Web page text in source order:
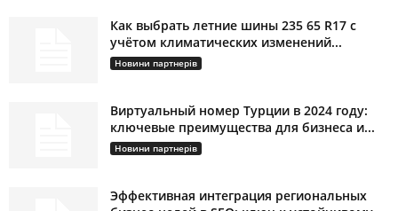
Как выбрать летние шины 235 65 R17 с
учётом климатических изменений...
Новини партнерів
Виртуальный номер Турции в 2024 году:
ключевые преимущества для бизнеса и...
Новини партнерів
Эффективная интеграция региональных